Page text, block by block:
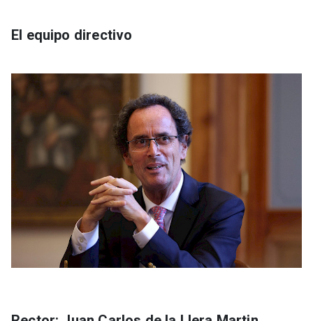
El equipo directivo